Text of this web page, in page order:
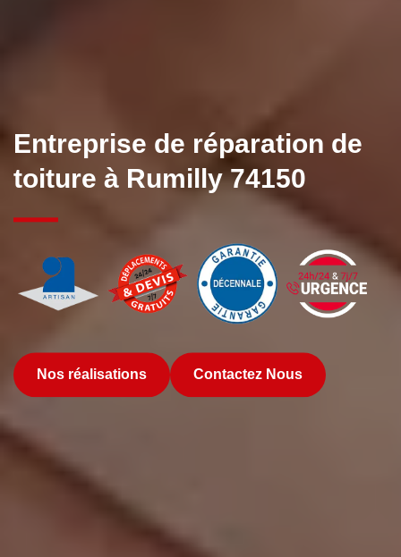
Entreprise de réparation de
toiture à Rumilly 74150
Nos réalisations Contactez Nous